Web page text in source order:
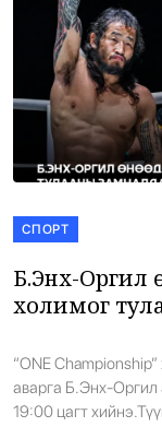
СПОРТ
Б.Энх-Оргил
холимог
тулалдана
“ONE
аварга Б.Энх-Оргил
19:00 цагт